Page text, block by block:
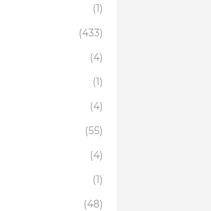
(1)
(433)
(4)
(1)
(4)
(55)
(4)
(1)
(48)